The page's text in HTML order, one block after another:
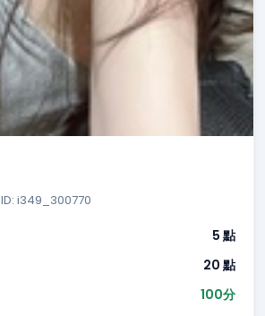
ID: i349_300770
5 點
20 點
100分